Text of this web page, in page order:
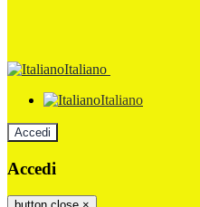
Italiano
Italiano
Accedi
Accedi